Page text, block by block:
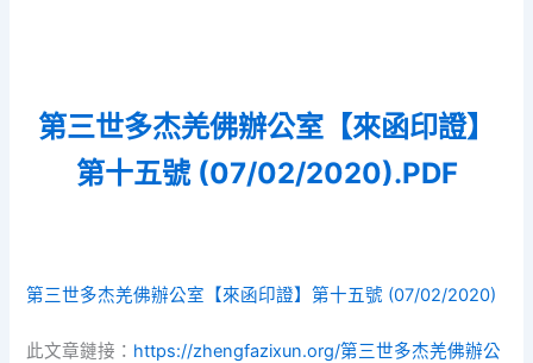
第三世多杰羌佛辦公室【來函印證】
第十五號 (07/02/2020).PDF
第三世多杰羌佛辦公室【來函印證】第十五號 (07/02/2020)
此文章鏈接： https://zhengfazixun.org/第三世多杰羌佛辦公